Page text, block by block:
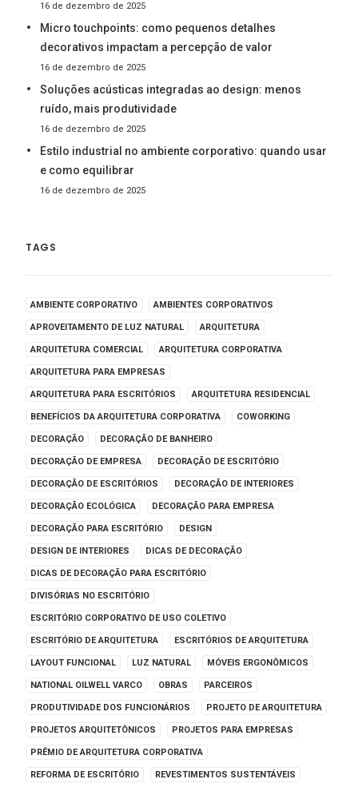
16 de dezembro de 2025
Micro touchpoints: como pequenos detalhes
decorativos impactam a percepção de valor
16 de dezembro de 2025
Soluções acústicas integradas ao design: menos
ruído, mais produtividade
16 de dezembro de 2025
Estilo industrial no ambiente corporativo: quando usar
e como equilibrar
16 de dezembro de 2025
TAGS
AMBIENTE CORPORATIVO AMBIENTES CORPORATIVOS
APROVEITAMENTO DE LUZ NATURAL ARQUITETURA
ARQUITETURA COMERCIAL ARQUITETURA CORPORATIVA
ARQUITETURA PARA EMPRESAS
ARQUITETURA PARA ESCRITÓRIOS ARQUITETURA RESIDENCIAL
BENEFÍCIOS DA ARQUITETURA CORPORATIVA COWORKING
DECORAÇÃO DECORAÇÃO DE BANHEIRO
DECORAÇÃO DE EMPRESA DECORAÇÃO DE ESCRITÓRIO
DECORAÇÃO DE ESCRITÓRIOS DECORAÇÃO DE INTERIORES
DECORAÇÃO ECOLÓGICA DECORAÇÃO PARA EMPRESA
DECORAÇÃO PARA ESCRITÓRIO DESIGN
DESIGN DE INTERIORES DICAS DE DECORAÇÃO
DICAS DE DECORAÇÃO PARA ESCRITÓRIO
DIVISÓRIAS NO ESCRITÓRIO
ESCRITÓRIO CORPORATIVO DE USO COLETIVO
ESCRITÓRIO DE ARQUITETURA ESCRITÓRIOS DE ARQUITETURA
LAYOUT FUNCIONAL LUZ NATURAL MÓVEIS ERGONÔMICOS
NATIONAL OILWELL VARCO OBRAS PARCEIROS
PRODUTIVIDADE DOS FUNCIONÁRIOS PROJETO DE ARQUITETURA
PROJETOS ARQUITETÔNICOS PROJETOS PARA EMPRESAS
PRÊMIO DE ARQUITETURA CORPORATIVA
REFORMA DE ESCRITÓRIO REVESTIMENTOS SUSTENTÁVEIS